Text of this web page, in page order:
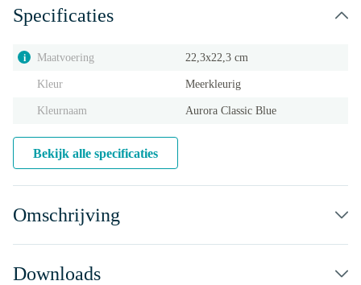
Specificaties
i Maatvoering 22,3x22,3 cm
Kleur Meerkleurig
Kleurnaam Aurora Classic Blue
Bekijk alle specificaties
Omschrijving
Downloads